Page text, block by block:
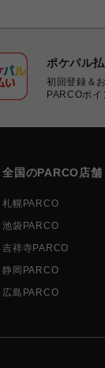
ポケパル
初回登録＆
PARCOポイ
全国のPARCO店舗
札幌PARCO
池袋PARCO
吉祥寺PARCO
静岡PARCO
広島PARCO